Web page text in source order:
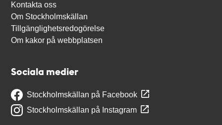
Kontakta oss
Om Stockholmskällan
Tillgänglighetsredogörelse
Om kakor på webbplatsen
Sociala medier
Stockholmskällan på Facebook
Stockholmskällan på Instagram